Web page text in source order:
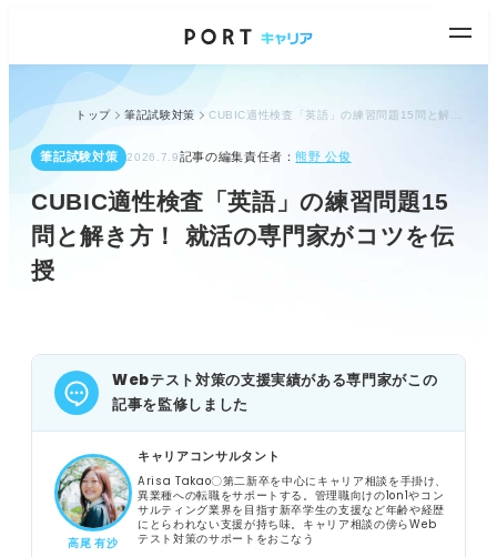
トップ 筆記試験対策
筆記試験対策 2026.7.9記事の編集責任者：熊野 公俊
CUBIC適性検査「英語」の練習問題15
問と解き方！ 就活の専門家がコツを伝
授
Webテスト対策の支援実績がある専門家がこの
記事を監修しました
高尾 有沙
キャリアコンサルタント
Arisa Takao〇第二新卒を中心にキャリア相談を手掛け、
異業種への転職をサポートする。管理職向けの1on1やコン
サルティング業界を目指す新卒学生の支援など年齢や経歴
にとらわれない支援が持ち味。キャリア相談の傍らWeb
テスト対策のサポートをおこなう